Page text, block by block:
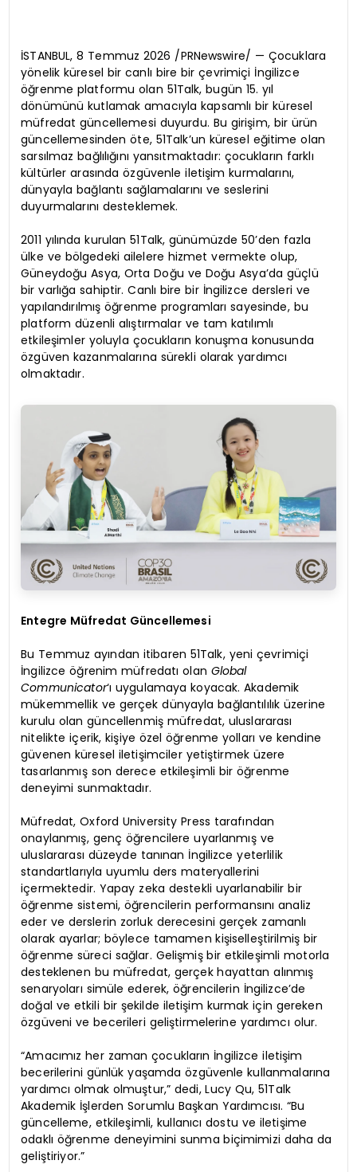
İSTANBUL, 8 Temmuz 2026 /PRNewswire/ — Çocuklara
yönelik küresel bir canlı bire bir çevrimiçi İngilizce
öğrenme platformu olan 51Talk, bugün 15. yıl
dönümünü kutlamak amacıyla kapsamlı bir küresel
müfredat güncellemesi duyurdu. Bu girişim, bir ürün
güncellemesinden öte, 51Talk’un küresel eğitime olan
sarsılmaz bağlılığını yansıtmaktadır: çocukların farklı
kültürler arasında özgüvenle iletişim kurmalarını,
dünyayla bağlantı sağlamalarını ve seslerini
duyurmalarını desteklemek.
2011 yılında kurulan 51Talk, günümüzde 50’den fazla
ülke ve bölgedeki ailelere hizmet vermekte olup,
Güneydoğu Asya, Orta Doğu ve Doğu Asya’da güçlü
bir varlığa sahiptir. Canlı bire bir İngilizce dersleri ve
yapılandırılmış öğrenme programları sayesinde, bu
platform düzenli alıştırmalar ve tam katılımlı
etkileşimler yoluyla çocukların konuşma konusunda
özgüven kazanmalarına sürekli olarak yardımcı
olmaktadır.
Entegre Müfredat Güncellemesi
Bu Temmuz ayından itibaren 51Talk, yeni çevrimiçi
İngilizce öğrenim müfredatı olan Global
Communicator‘ı uygulamaya koyacak. Akademik
mükemmellik ve gerçek dünyayla bağlantılılık üzerine
kurulu olan güncellenmiş müfredat, uluslararası
nitelikte içerik, kişiye özel öğrenme yolları ve kendine
güvenen küresel iletişimciler yetiştirmek üzere
tasarlanmış son derece etkileşimli bir öğrenme
deneyimi sunmaktadır.
Müfredat, Oxford University Press tarafından
onaylanmış, genç öğrencilere uyarlanmış ve
uluslararası düzeyde tanınan İngilizce yeterlilik
standartlarıyla uyumlu ders materyallerini
içermektedir. Yapay zeka destekli uyarlanabilir bir
öğrenme sistemi, öğrencilerin performansını analiz
eder ve derslerin zorluk derecesini gerçek zamanlı
olarak ayarlar; böylece tamamen kişiselleştirilmiş bir
öğrenme süreci sağlar. Gelişmiş bir etkileşimli motorla
desteklenen bu müfredat, gerçek hayattan alınmış
senaryoları simüle ederek, öğrencilerin İngilizce’de
doğal ve etkili bir şekilde iletişim kurmak için gereken
özgüveni ve becerileri geliştirmelerine yardımcı olur.
“Amacımız her zaman çocukların İngilizce iletişim
becerilerini günlük yaşamda özgüvenle kullanmalarına
yardımcı olmak olmuştur,” dedi, Lucy Qu, 51Talk
Akademik İşlerden Sorumlu Başkan Yardımcısı. “Bu
güncelleme, etkileşimli, kullanıcı dostu ve iletişime
odaklı öğrenme deneyimini sunma biçimimizi daha da
geliştiriyor.”